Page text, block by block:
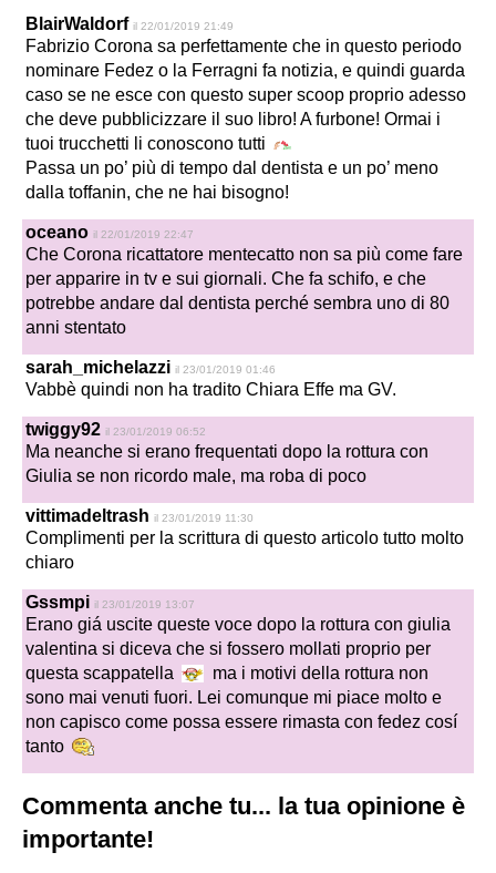
BlairWaldorf il 22/01/2019 21:49
Fabrizio Corona sa perfettamente che in questo periodo
nominare Fedez o la Ferragni fa notizia, e quindi guarda
caso se ne esce con questo super scoop proprio adesso
che deve pubblicizzare il suo libro! A furbone! Ormai i
tuoi trucchetti li conoscono tutti
Passa un po’ più di tempo dal dentista e un po’ meno
dalla toffanin, che ne hai bisogno!
oceano il 22/01/2019 22:47
Che Corona ricattatore mentecatto non sa più come fare
per apparire in tv e sui giornali. Che fa schifo, e che
potrebbe andare dal dentista perché sembra uno di 80
anni stentato
sarah_michelazzi il 23/01/2019 01:46
Vabbè quindi non ha tradito Chiara Effe ma GV.
twiggy92 il 23/01/2019 06:52
Ma neanche si erano frequentati dopo la rottura con
Giulia se non ricordo male, ma roba di poco
vittimadeltrash il 23/01/2019 11:30
Complimenti per la scrittura di questo articolo tutto molto
chiaro
Gssmpi il 23/01/2019 13:07
Erano giá uscite queste voce dopo la rottura con giulia
valentina si diceva che si fossero mollati proprio per
questa scappatella
ma i motivi della rottura non
sono mai venuti fuori. Lei comunque mi piace molto e
non capisco come possa essere rimasta con fedez cosí
tanto
Commenta anche tu... la tua opinione è
importante!